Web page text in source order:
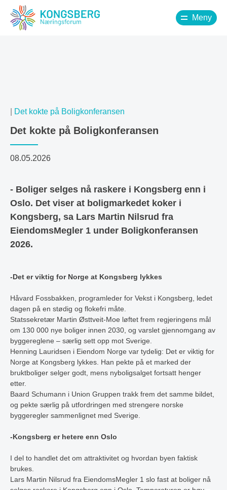
Meny
Det kokte på Boligkonferansen
Det kokte på Boligkonferansen
08.05.2026
- Boliger selges nå raskere i Kongsberg enn i
Oslo. Det viser at boligmarkedet koker i
Kongsberg, sa Lars Martin Nilsrud fra
EiendomsMegler 1 under Boligkonferansen
2026.
-Det er viktig for Norge at Kongsberg lykkes
Håvard Fossbakken, programleder for Vekst i Kongsberg, ledet
dagen på en stødig og flokefri måte.
Statssekretær Martin Østtveit-Moe løftet frem regjeringens mål
om 130 000 nye boliger innen 2030, og varslet gjennomgang av
byggereglene – særlig sett opp mot Sverige.
Henning Lauridsen i Eiendom Norge var tydelig: Det er viktig for
Norge at Kongsberg lykkes. Han pekte på et marked der
bruktboliger selger godt, mens nyboligsalget fortsatt henger
etter.
Baard Schumann i Union Gruppen trakk frem det samme bildet,
og pekte særlig på utfordringen med strengere norske
byggeregler sammenlignet med Sverige.
-Kongsberg er hetere enn Oslo
I del to handlet det om attraktivitet og hvordan byen faktisk
brukes.
Lars Martin Nilsrud fra EiendomsMegler 1 slo fast at boliger nå